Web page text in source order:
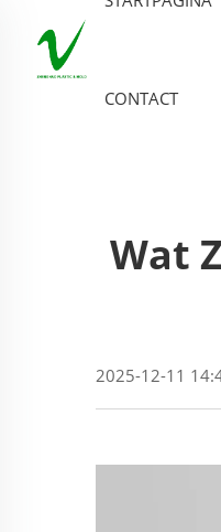
CONTACT
Wat
2025-12-11